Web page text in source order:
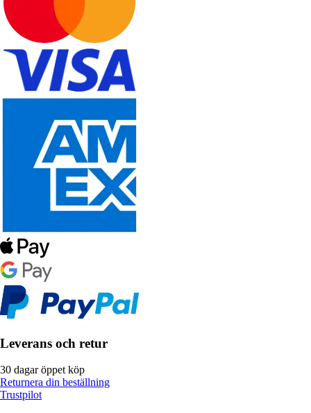
Leverans och retur
30 dagar öppet köp
Returnera din beställning
Trustpilot